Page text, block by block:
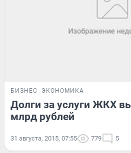
БИЗНЕС ЭКОНОМИКА
Долги за услуги ЖКХ
млрд рублей
31 августа, 2015, 07:55 779 5